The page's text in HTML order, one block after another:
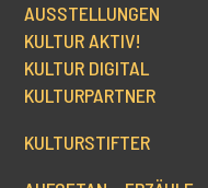
AUSSTELLUNGEN
KULTUR AKTIV!
KULTUR DIGITAL
KULTURPARTNER
KULTURSTIFTER